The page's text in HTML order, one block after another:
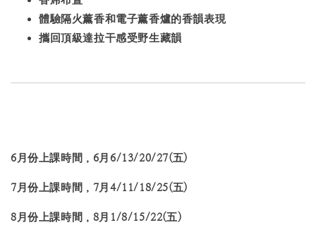
體驗隔火薰香和電子薰香爐的香韻表現
攜回頂級達拉干感受野生藏韻
6月份上課時間，6月6/13/20/27(五)
7月份上課時間，7月4/11/18/25(五)
8月份上課時間，8月1/8/15/22(五)